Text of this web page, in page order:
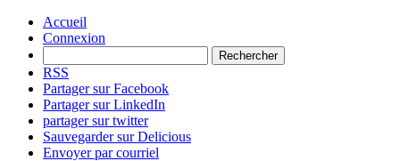
Accueil
Connexion
RSS
Partager sur Facebook
Partager sur LinkedIn
partager sur twitter
Sauvegarder sur Delicious
Envoyer par courriel